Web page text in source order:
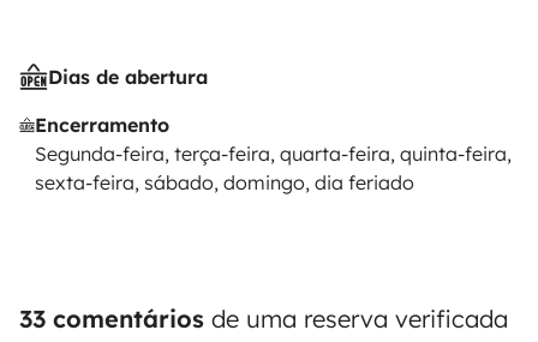
Dias de abertura
Encerramento
Segunda-feira, terça-feira, quarta-feira, quinta-feira,
sexta-feira, sábado, domingo, dia feriado
33 comentários de uma reserva verificada